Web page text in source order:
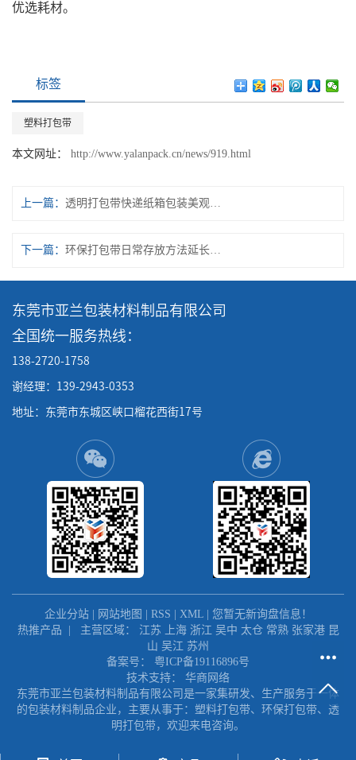
优选耗材。
标签
塑料打包带
本文网址： http://www.yalanpack.cn/news/919.html
上一篇： 透明打包带快递纸箱包装美观捆扎带
下一篇： 环保打包带日常存放方法延长使用寿命不脆裂
东莞市亚兰包装材料制品有限公司
全国统一服务热线：
138-2720-1758
谢经理：139-2943-0353
地址：东莞市东城区峡口榴花西街17号
企业分站| 网站地图 RSS XML| 您暂无新询盘信息！
热推产品 | 主营区域： 江苏 上海 浙江 吴中 太仓 常熟 张家港 昆
山 吴江 苏州
备案号： 粤ICP备19116896号
技术支持： 华商网络
东莞市亚兰包装材料制品有限公司是一家集研发、生产服务于一体
的包装材料制品企业，主要从事于：塑料打包带、环保打包带、透
明打包带，欢迎来电咨询。